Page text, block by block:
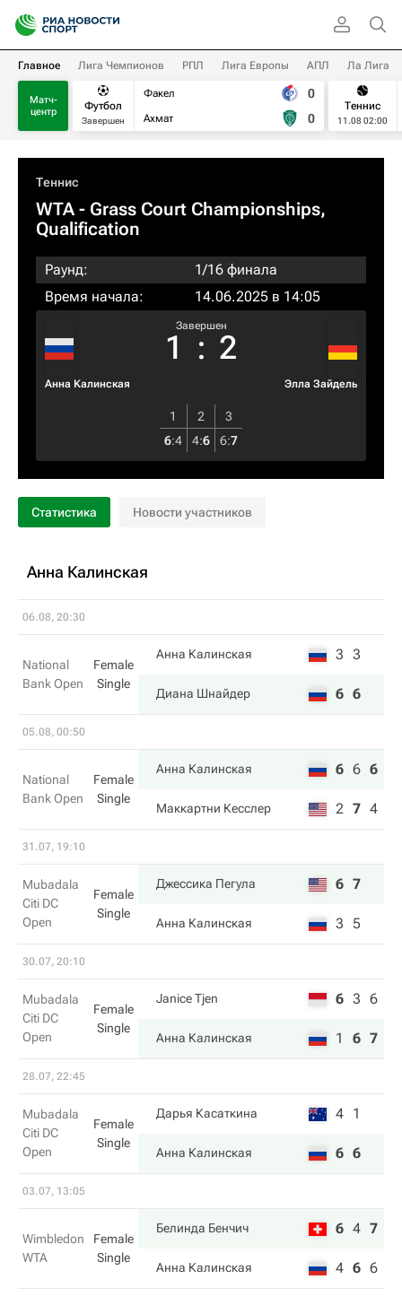
Главное Лига Чемпионов РПЛ Лига Европы АПЛ Ла Лига
Матч-
центр
Футбол
Завершен
Факел
Ахмат
0
0
Теннис
11.08 02:00
Теннис
WTA- Grass Court Championships,
Qualification
Раунд:
1/16 финала
Время начала:
14.06.2025 в 14:05
Анна Калинская
Завершен
1 : 2
Элла Зайдель
1 2
3
6:4 4:6 6:7
Статистика Новости участников
Анна Калинская
06.08, 20:30
National
Bank Open
Female
Single
Анна Калинская 3 3
Диана Шнайдер 6 6
05.08, 00:50
National
Bank Open
Female
Single
Анна Калинская 6 6 6
Маккартни Кесслер 2 7 4
31.07, 19:10
Mubadala
Citi DC
Open
Female
Single
Джессика Пегула 6 7
Анна Калинская 3 5
30.07, 20:10
Mubadala
Citi DC
Open
Female
Single
Janice Tjen 6 3 6
Анна Калинская 1 6 7
28.07, 22:45
Mubadala
Citi DC
Open
Female
Single
Дарья Касаткина 4 1
Анна Калинская 6 6
03.07, 13:05
Wimbledon
WTA
Female
Single
Белинда Бенчич 6 4 7
Анна Калинская 4 6 6